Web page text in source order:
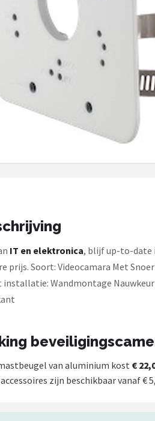
IT en elektronica, blijf up-to-date
prijs. Soort: Videocamara Met
installatie: Wandmontage
van aluminium kost €
zijn beschikbaar vanaf €